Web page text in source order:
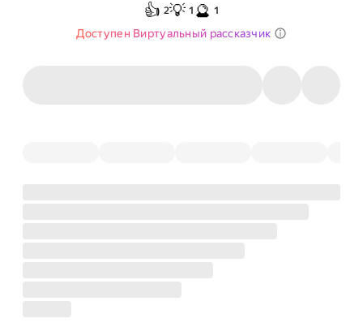
👍 2💡 1 🔮 1
Доступен Виртуальный рассказчик